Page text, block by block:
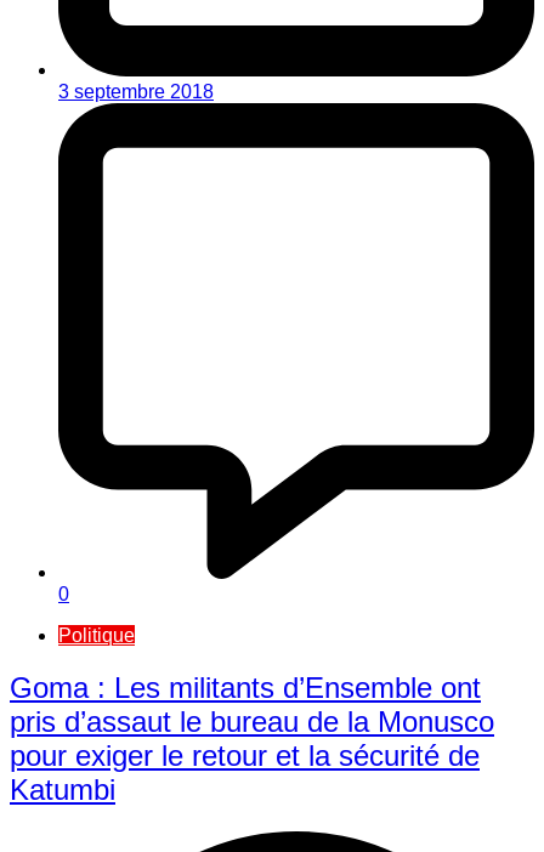
3 septembre 2018
0
Politique
Goma : Les militants d’Ensemble ont
pris d’assaut le bureau de la Monusco
pour exiger le retour et la sécurité de
Katumbi